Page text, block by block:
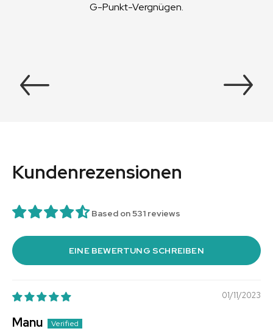
G-Punkt-Vergnügen.
Kundenrezensionen
Based on 531 reviews
EINE BEWERTUNG SCHREIBEN
01/11/2023
Manu